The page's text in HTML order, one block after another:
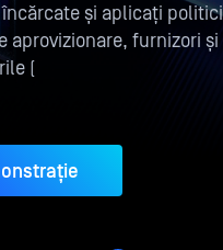
și aplicați
furnizori
(